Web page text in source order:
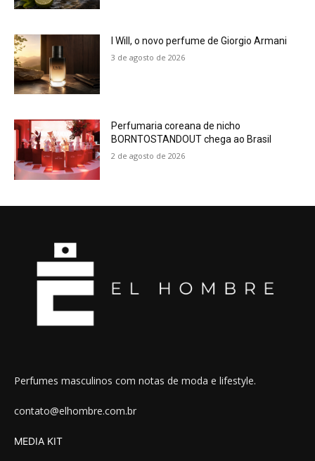
I Will, o novo perfume de Giorgio Armani
3 de agosto de 2026
Perfumaria coreana de nicho
BORNTOSTANDOUT chega ao Brasil
2 de agosto de 2026
Perfumes masculinos com notas de moda e lifestyle.
contato@elhombre.com.br
MEDIA KIT